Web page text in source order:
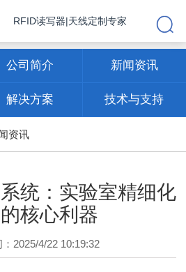
RFID读写器|天线定制专家
公司简介 新闻资讯
解决方案 技术与支持
资讯
统：实验室精细化
核心利器
2025/4/22 10:19:32